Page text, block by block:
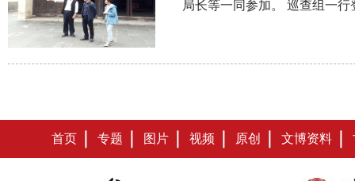
局长等一同参加。 巡查组一
首页 专题 图片 视频 原创 文博资料